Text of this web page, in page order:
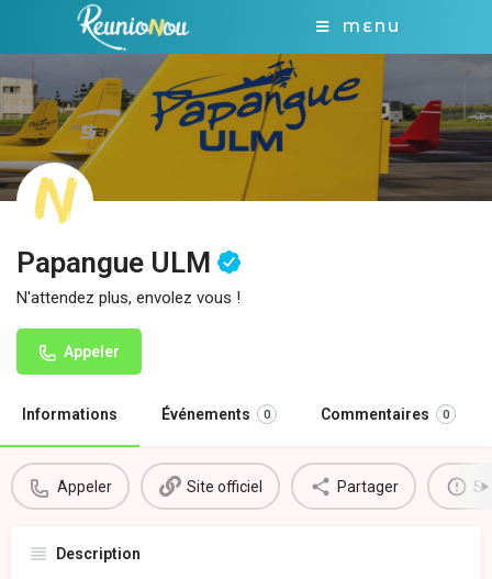
MENU
Papangue ULM
N'attendez plus, envolez vous !
Appeler
Informations Événements 0 Commentaires 0
Appeler Site officiel Partager
Description